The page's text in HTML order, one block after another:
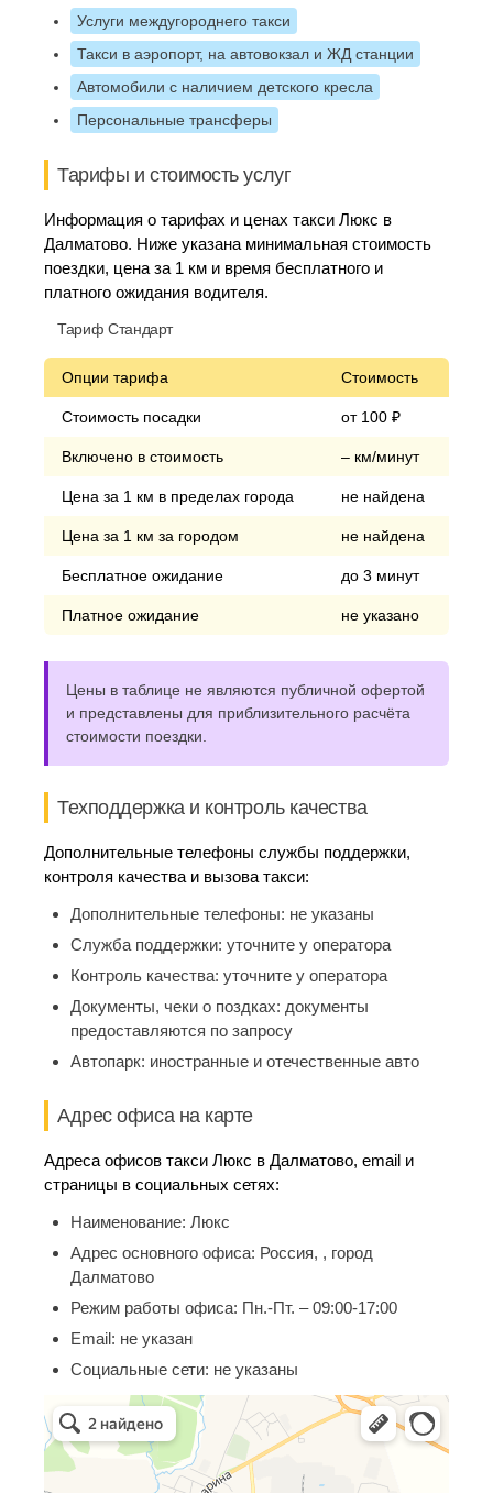
Услуги междугороднего такси
Такси в аэропорт, на автовокзал и ЖД станции
Автомобили с наличием детского кресла
Персональные трансферы
Тарифы и стоимость услуг
Информация о тарифах и ценах такси Люкс в
Далматово. Ниже указана минимальная стоимость
поездки, цена за 1 км и время бесплатного и
платного ожидания водителя.
Тариф Стандарт
Опции тарифа Стоимость
Стоимость посадки от 100 ₽
Включено в стоимость – км/минут
Цена за 1 км в пределах города не найдена
Цена за 1 км за городом не найдена
Бесплатное ожидание до 3 минут
Платное ожидание не указано
Цены в таблице не являются публичной офертой
и представлены для приблизительного расчёта
стоимости поездки.
Техподдержка и контроль качества
Дополнительные телефоны службы поддержки,
контроля качества и вызова такси:
Дополнительные телефоны: не указаны
Служба поддержки: уточните у оператора
Контроль качества: уточните у оператора
Документы, чеки о поздках: документы
предоставляются по запросу
Автопарк: иностранные и отечественные авто
Адрес офиса на карте
Адреса офисов такси Люкс в Далматово, email и
страницы в социальных сетях:
Наименование: Люкс
Адрес основного офиса: Россия, , город
Далматово
Режим работы офиса: Пн.-Пт. – 09:00-17:00
Email: не указан
Социальные сети: не указаны